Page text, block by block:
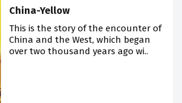
China-Yellow
This is the story of the encounter of
China and the West, which began
over two thousand years ago wi..